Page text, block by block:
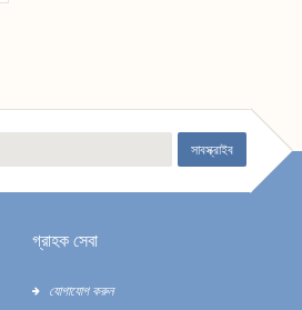
সাবস্ক্রাইব
গ্রাহক সেবা
যোগাযোগ করুন